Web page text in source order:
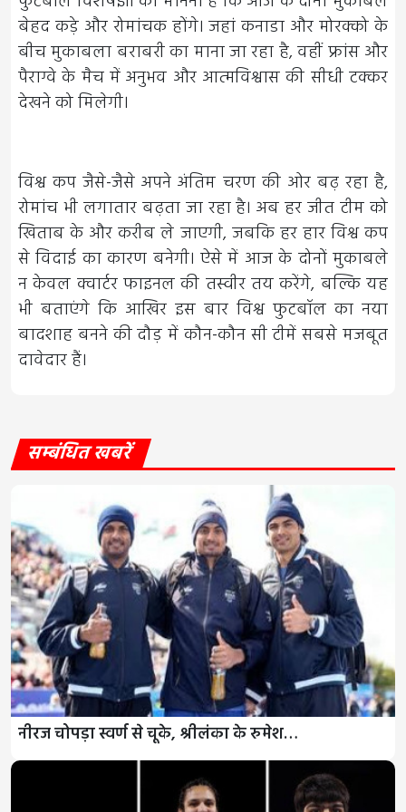
बेहद कड़े और रोमांचक होंगे। जहां कनाडा और मोरक्को के
बीच मुकाबला बराबरी का माना जा रहा है, वहीं फ्रांस और
पैराग्वे के मैच में अनुभव और आत्मविश्वास की सीधी टक्कर
देखने को मिलेगी।
विश्व कप जैसे-जैसे अपने अंतिम चरण की ओर बढ़ रहा है,
रोमांच भी लगातार बढ़ता जा रहा है। अब हर जीत टीम को
खिताब के और करीब ले जाएगी, जबकि हर हार विश्व कप
से विदाई का कारण बनेगी। ऐसे में आज के दोनों मुकाबले
न केवल क्वार्टर फाइनल की तस्वीर तय करेंगे, बल्कि यह
भी बताएंगे कि आखिर इस बार विश्व फुटबॉल का नया
बादशाह बनने की दौड़ में कौन-कौन सी टीमें सबसे मजबूत
दावेदार हैं।
सम्बंधित खबरें
नीरज चोपड़ा स्वर्ण से चूके, श्रीलंका के रुमेश…